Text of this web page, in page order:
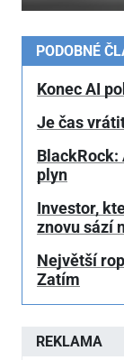
REKLAMA
PODOBNÉ
Konec AI
Je čas
plyn
Investor,
znovu sází
Největší
Zatím